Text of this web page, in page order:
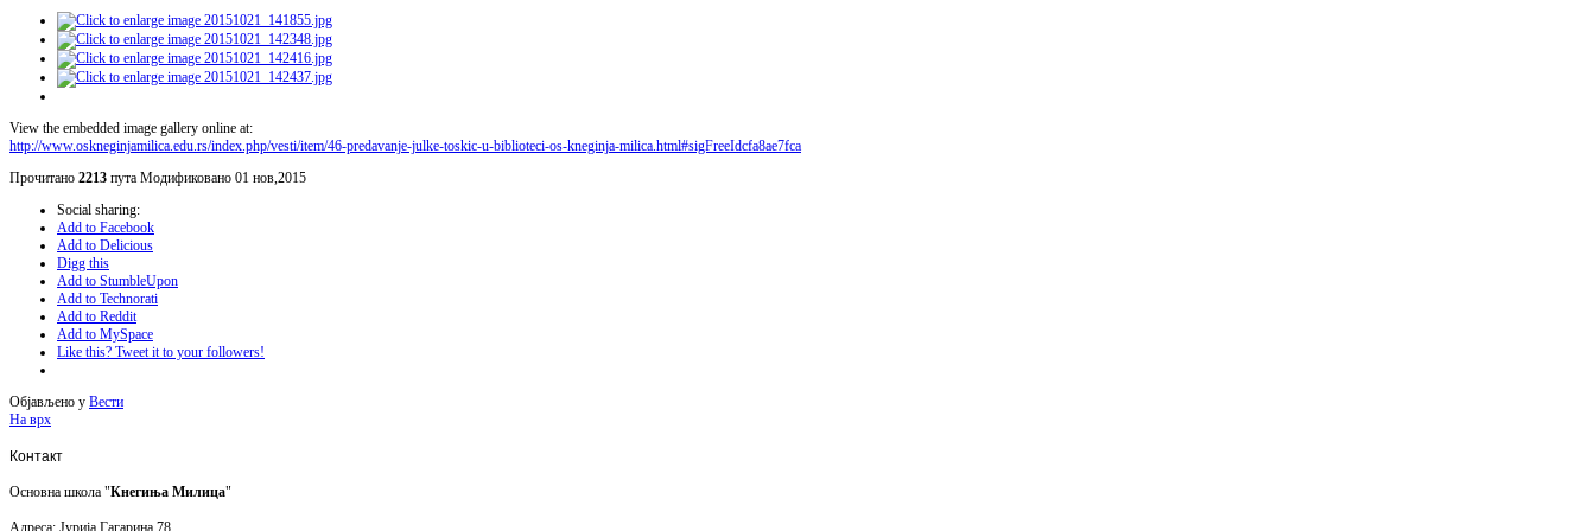
View the embedded image gallery online at:
http://www.oskneginjamilica.edu.rs/index.php/vesti/item/46-predavanje-julke-toskic-u-biblioteci-os-kneginja-milica.html#sigFreeIdcfa8ae7fca
Прочитано 2213 пута Модификовано 01 нов,2015
Social sharing:
Add to Facebook
Add to Delicious
Digg this
Add to StumbleUpon
Add to Technorati
Add to Reddit
Add to MySpace
Like this? Tweet it to your followers!
Објављено у Вести
На врх
Контакт
Основна школа "Кнегиња Милица"
Адреса: Јурија Гагарина 78